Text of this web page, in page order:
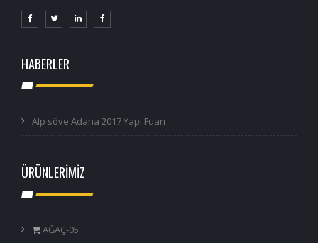
HABERLER
Alp söve Adana 2017 Yapı Fuarı
ÜRÜNLERİMİZ
AĞAÇ-05